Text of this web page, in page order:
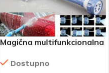
Magična multifunkcionalna
Dostupno